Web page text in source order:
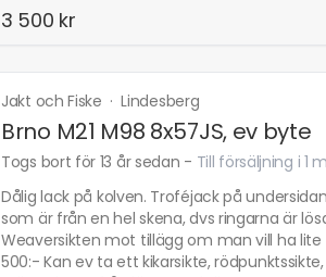
3 500 kr
Jakt och Fiske ·Lindesberg
Brno M21 M98 8x57JS, ev byte
Togs bort för 13 år sedan - Till försäljning i 1
Dålig lack på kolven. Troféjack på
som är från en hel skena, dvs ringarna är
Weaversikten mot tillägg om man vill ha lite
500:- Kan ev ta ett kikarsikte,